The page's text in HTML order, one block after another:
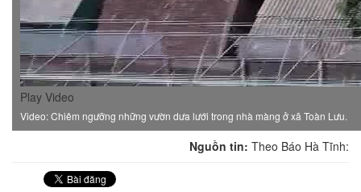
Play Video
Video: Chiêm ngưỡng những vườn dưa lưới trong nhà màng ở xã Toàn Lưu.
Nguồn tin: Theo Báo Hà Tĩnh: